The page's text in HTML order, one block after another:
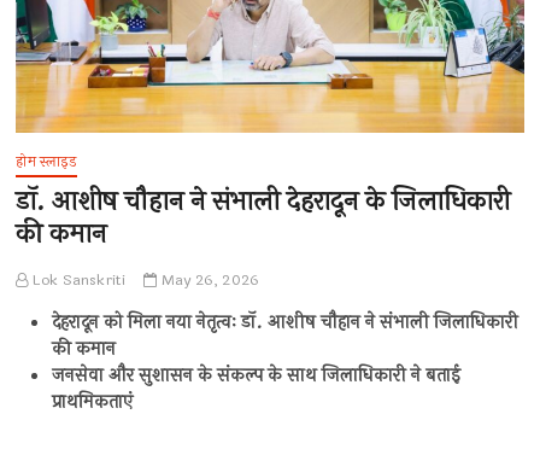
होम स्लाइड
डॉ. आशीष चौहान ने संभाली देहरादून के जिलाधिकारी
की कमान
Lok Sanskriti May 26, 2026
देहरादून को मिला नया नेतृत्वः डॉ. आशीष चौहान ने संभाली जिलाधिकारी
की कमान
जनसेवा और सुशासन के संकल्प के साथ जिलाधिकारी ने बताई
प्राथमिकताएं